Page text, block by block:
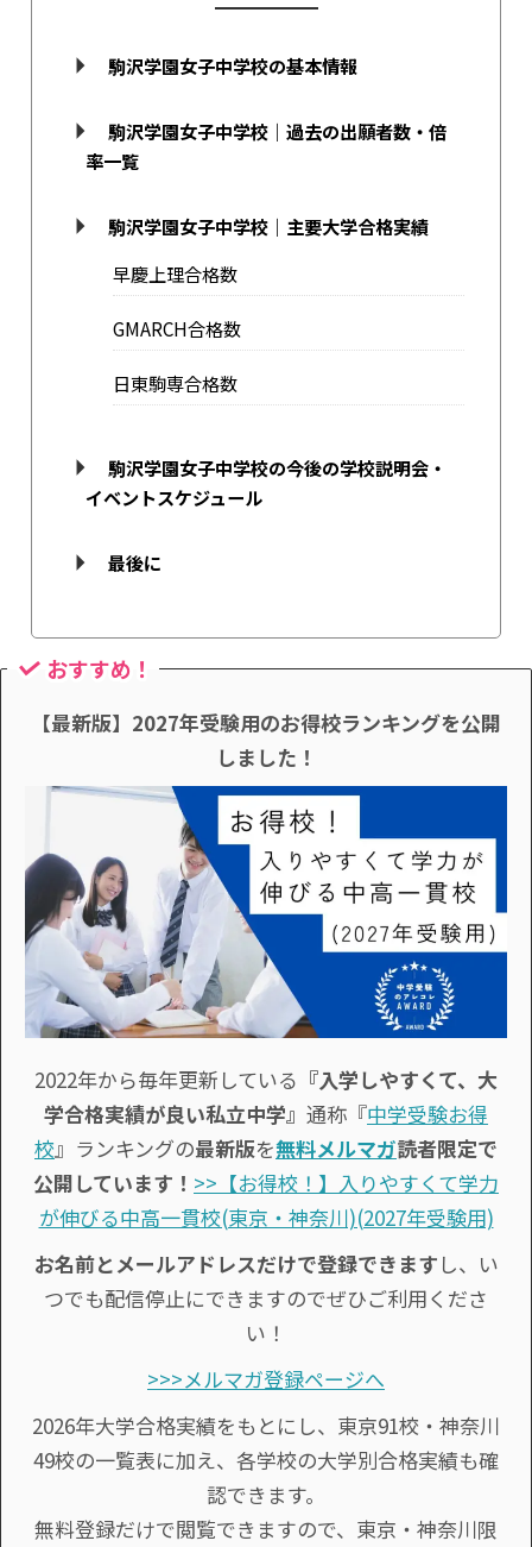
駒沢学園女子中学校の基本情報
駒沢学園女子中学校｜過去の出願者数・倍
率一覧
駒沢学園女子中学校｜主要大学合格実績
早慶上理合格数
GMARCH合格数
日東駒専合格数
駒沢学園女子中学校の今後の学校説明会・
イベントスケジュール
最後に
おすすめ！
【最新版】2027年受験用のお得校ランキングを公開
しました！
2022年から毎年更新している 『入学しやすくて、大
学合格実績が良い私立中学』 通称『中学受験お得
校』ランキングの最新版を無料メルマガ読者限定で
公開しています！ >>【お得校！】入りやすくて学力
が伸びる中高一貫校(東京・神奈川)(2027年受験用)
お名前とメールアドレスだけで登録できます し、い
つでも配信停止にできますのでぜひご利用くださ
い！
>>>メルマガ登録ページへ
2026年大学合格実績をもとにし、東京91校・神奈川
49校の一覧表に加え、各学校の大学別合格実績も確
認できます。
無料登録だけで閲覧できますので、東京・神奈川限